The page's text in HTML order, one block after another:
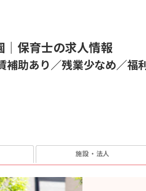
｜保育士の求人情報
助あり／残業少なめ／福
施設・法人